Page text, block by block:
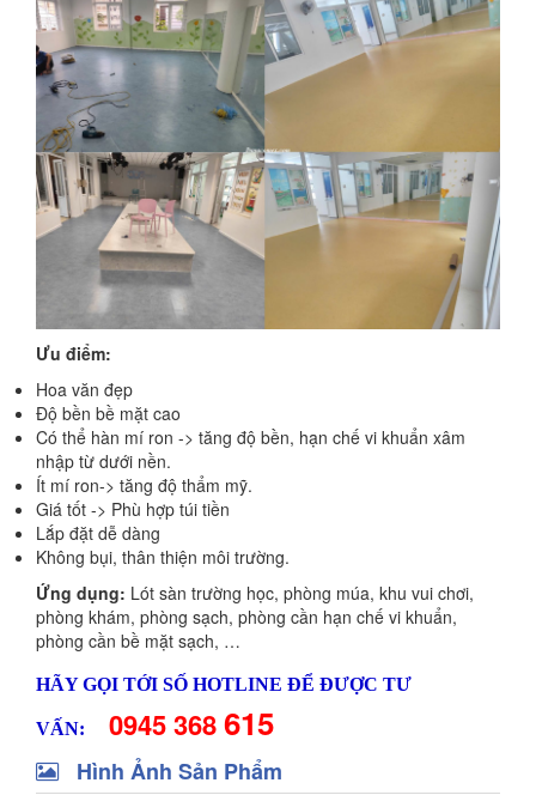
Ưu điểm:
Hoa văn đẹp
Độ bền bề mặt cao
Có thể hàn mí ron -> tăng độ bền, hạn chế vi khuẩn xâm
nhập từ dưới nền.
Ít mí ron-> tăng độ thẩm mỹ.
Giá tốt -> Phù hợp túi tiền
Lắp đặt dễ dàng
Không bụi, thân thiện môi trường.
Ứng dụng: Lót sàn trường học, phòng múa, khu vui chơi,
phòng khám, phòng sạch, phòng cần hạn chế vi khuẩn,
phòng cần bề mặt sạch, …
HÃY GỌI TỚI SỐ HOTLINE ĐỂ ĐƯỢC TƯ
VẤN: 0945 368615
Hình Ảnh Sản Phẩm